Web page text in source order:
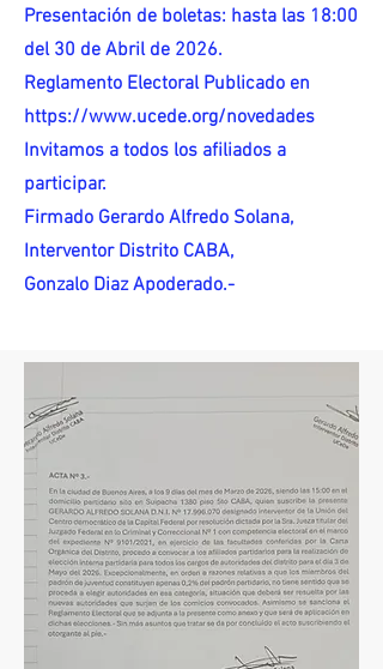
Presentación de boletas: hasta las 18:00
del 30 de Abril de 2026.
Reglamento Electoral Publicado en
https://www.ucede.org/novedades
Invitamos a todos los afiliados a
participar.
Firmado Gerardo Alfredo Solana,
Interventor Distrito CABA,
Gonzalo Diaz Apoderado.-